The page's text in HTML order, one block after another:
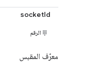
socketId
الرقم
معرّف المقبس